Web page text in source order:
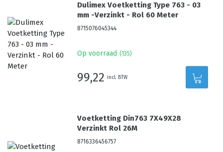
Dulimex Voetketting Type 763 - 03
mm -Verzinkt - Rol 60 Meter
8715076045344
Op voorraad (135)
99,22 incl. BTW
Voetketting Din763 7X49X28
Verzinkt Rol 26M
8716336456757